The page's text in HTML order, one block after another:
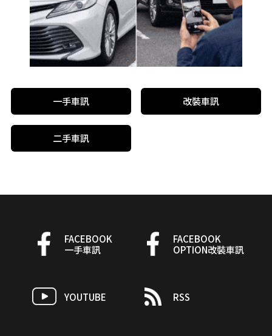
一手車訊 改裝車訊
二手車訊
FACEBOOK
一手車訊
FACEBOOK
OPTION改裝車訊
YOUTUBE RSS